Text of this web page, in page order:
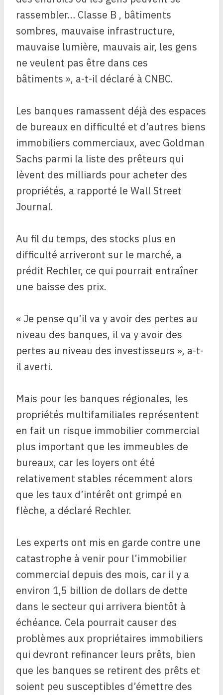
rassembler… Classe B , bâtiments
sombres, mauvaise infrastructure,
mauvaise lumière, mauvais air, les gens
ne veulent pas être dans ces
bâtiments », a-t-il déclaré à CNBC.
Les banques ramassent déjà des espaces
de bureaux en difficulté et d’autres biens
immobiliers commerciaux, avec Goldman
Sachs parmi la liste des prêteurs qui
lèvent des milliards pour acheter des
propriétés, a rapporté le Wall Street
Journal.
Au fil du temps, des stocks plus en
difficulté arriveront sur le marché, a
prédit Rechler, ce qui pourrait entraîner
une baisse des prix.
« Je pense qu’il va y avoir des pertes au
niveau des banques, il va y avoir des
pertes au niveau des investisseurs », a-t-
il averti.
Mais pour les banques régionales, les
propriétés multifamiliales représentent
en fait un risque immobilier commercial
plus important que les immeubles de
bureaux, car les loyers ont été
relativement stables récemment alors
que les taux d’intérêt ont grimpé en
flèche, a déclaré Rechler.
Les experts ont mis en garde contre une
catastrophe à venir pour l’immobilier
commercial depuis des mois, car il y a
environ 1,5 billion de dollars de dette
dans le secteur qui arrivera bientôt à
échéance. Cela pourrait causer des
problèmes aux propriétaires immobiliers
qui devront refinancer leurs prêts, bien
que les banques se retirent des prêts et
soient peu susceptibles d’émettre des